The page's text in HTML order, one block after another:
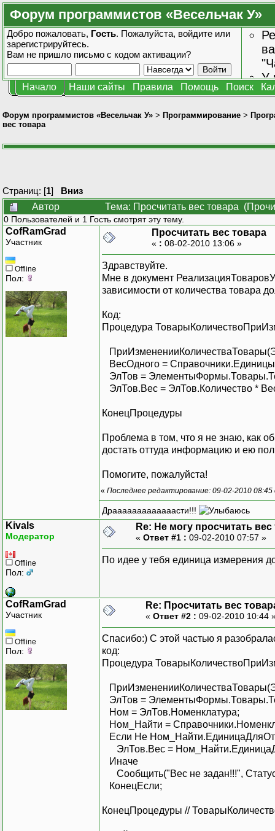
Форум программистов «Весельчак У»
Добро пожаловать, Гость. Пожалуйста, войдите или
зарегистрируйтесь.
Вам не пришло письмо с кодом активации?
У
Начало Наши сайты Правила Помощь Поиск
Форум программистов «Весельчак У» > Программирование >
вес товара
Страниц: [1] Вниз
Автор
Тема: Просчитать вес товара
0 Пользователей и 1 Гость смотрят эту тему.
CofRamGrad
Участник
Offline
Пол:
Просчитать вес товара
« : 08-02-2010 13:06 »
Здравствуйте.
Мне в документ
зависимости от количества товара
Код:
Процедура
ВесОдного =
ЭлТов =
ЭлТов.Вес = ЭлТов.Количество *
КонецПроцедуры
Проблема в том, что я не знаю, как
достать оттуда информацию и ею
Помогите, пожалуйста!
« Последнее редактирование: 09-02-2010
Драаааааааааааасти!!!
Kivals
Модератор
Offline
Пол:
Re: Не могу просчитать вес
« Ответ #1 : 09-02-2010 07:57 »
По идее у тебя единица измерения
CofRamGrad
Участник
Offline
Пол:
Re: Просчитать вес
« Ответ #2 : 09-02-2010 10:44
Спасибо:) С этой частью я
код:
Процедура
ЭлТов =
Ном =
Ном_Найти =
Если Не
ЭлТов.Вес =
Сообщить("Вес не задан!!!",
КонецПроцедуры //